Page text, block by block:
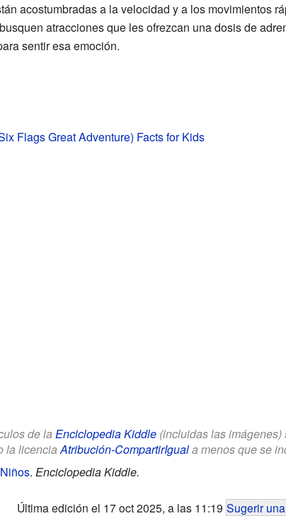
acostumbradas a la velocidad y a los movimientos
atracciones que les ofrezcan una dosis de
sentir esa emoción.
Flags Great Adventure) Facts for Kids
de la Enciclopedia Kiddle(incluidas las imágenes)
la licenciaAtribución-CompartirIguala menos que se
. Enciclopedia Kiddle.
Última edición el 17 oct 2025, a las 11:19 Sugerir